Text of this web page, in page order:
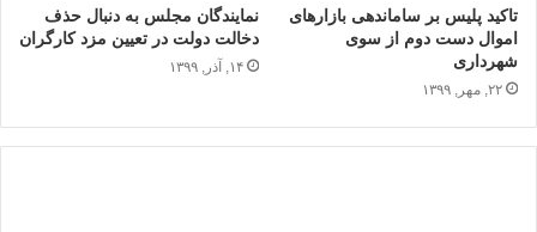
تاکید پلیس بر ساماندهی بازارهای
اموال دست دوم از سوی
شهرداری
۲۲, مهر, ۱۳۹۹
نمایندگان مجلس به دنبال حذف
دخالت دولت در تعیین مزد کارگران
۱۴, آذر, ۱۳۹۹